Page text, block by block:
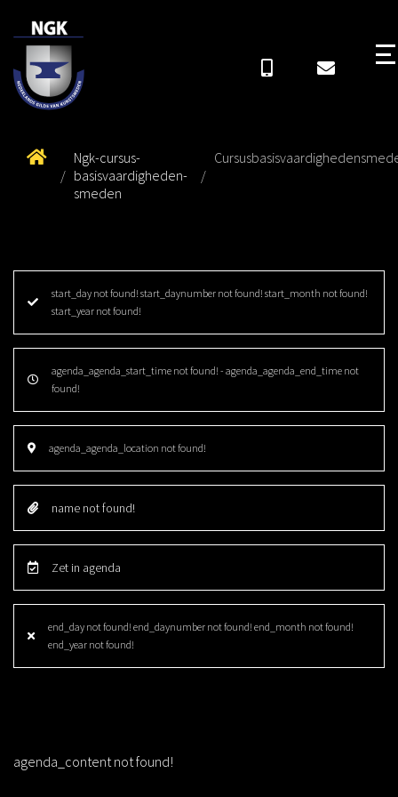
Ngk-cursus-
basisvaardigheden-
smeden
start_day not found! start_daynumber not found! start_month not found!
start_year not found!
agenda_agenda_start_time not found! - agenda_agenda_end_time not
found!
agenda_agenda_location not found!
name not found!
Zet in agenda
end_day not found! end_daynumber not found! end_month not found!
end_year not found!
agenda_content not found!